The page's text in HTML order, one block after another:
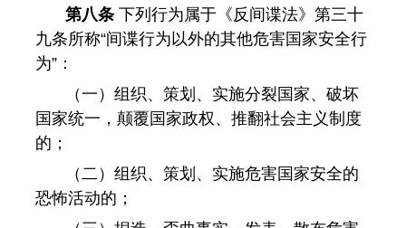
第八条下列行为属于《反间谍法》第三十
九条所称“间谍行为以外的其他危害国家安全行
为”：
（一）组织、策划、实施分裂国家、破坏
国家统一，颠覆国家政权、推翻社会主义制度
的；
（二）组织、策划、实施危害国家安全的
恐怖活动的；